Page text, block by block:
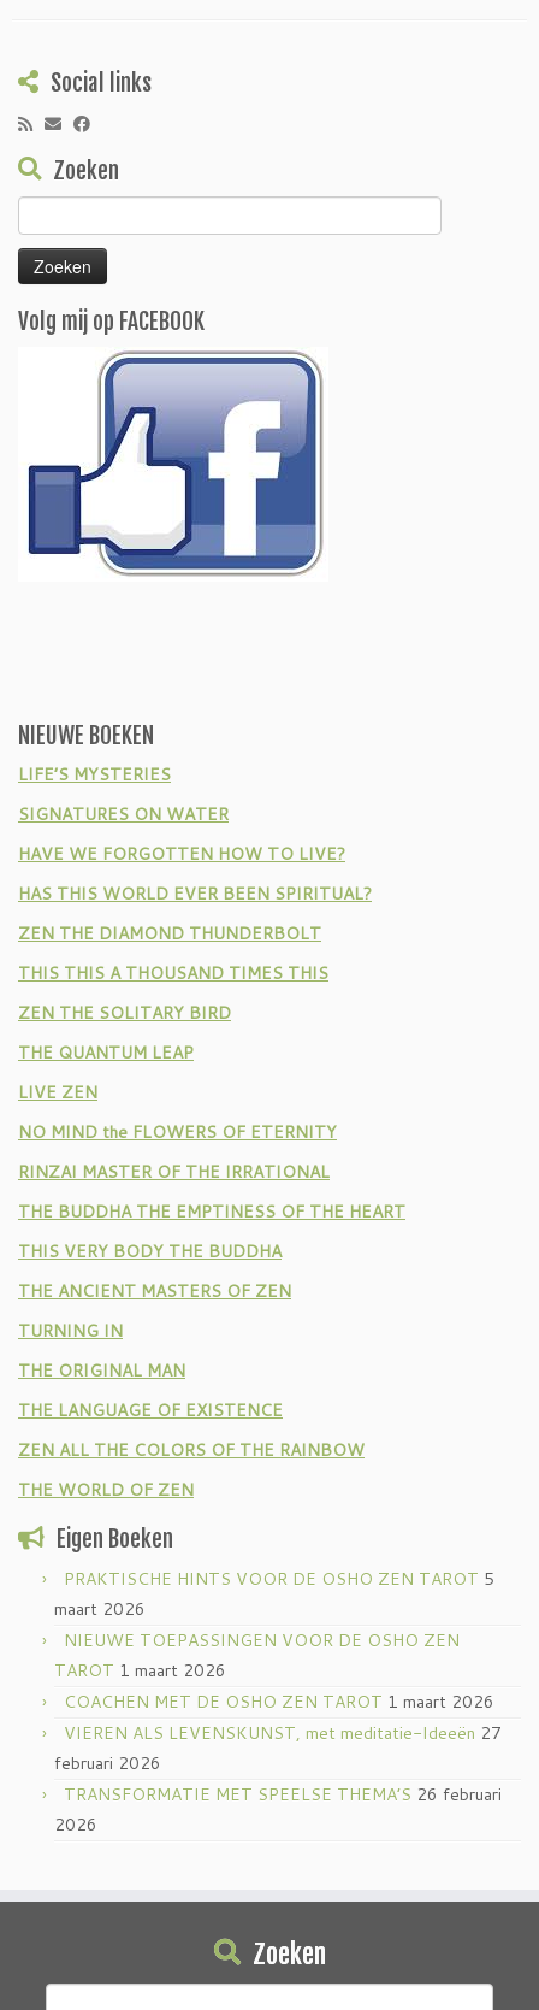
Social links
Zoeken
naar:
Volg mij op FACEBOOK
NIEUWE BOEKEN
LIFE’S MYSTERIES
SIGNATURES ON WATER
HAVE WE FORGOTTEN HOW TO LIVE?
HAS THIS WORLD EVER BEEN SPIRITUAL?
ZEN THE DIAMOND THUNDERBOLT
THIS THIS A THOUSAND TIMES THIS
ZEN THE SOLITARY BIRD
THE QUANTUM LEAP
LIVE ZEN
NO MIND the FLOWERS OF ETERNITY
RINZAI MASTER OF THE IRRATIONAL
THE BUDDHA THE EMPTINESS OF THE HEART
THIS VERY BODY THE BUDDHA
THE ANCIENT MASTERS OF ZEN
TURNING IN
THE ORIGINAL MAN
THE LANGUAGE OF EXISTENCE
ZEN ALL THE COLORS OF THE RAINBOW
THE WORLD OF ZEN
Eigen Boeken
PRAKTISCHE HINTS VOOR DE OSHO ZEN TAROT 5
maart 2026
NIEUWE TOEPASSINGEN VOOR DE OSHO ZEN
TAROT 1 maart 2026
COACHEN MET DE OSHO ZEN TAROT 1 maart 2026
VIEREN ALS LEVENSKUNST, met meditatie-Ideeën 27
februari 2026
TRANSFORMATIE MET SPEELSE THEMA’S 26 februari
2026
Zoeken